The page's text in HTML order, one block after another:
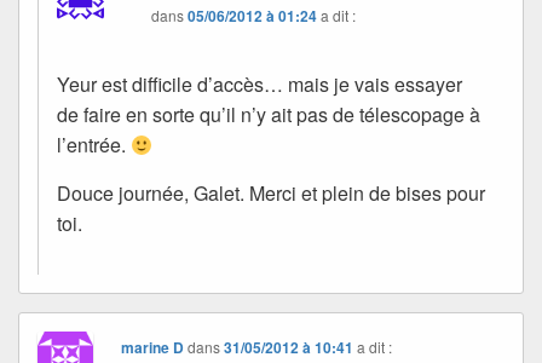
dans05/06/2012 à 01:24a dit :
Yeur est difficile d’accès… mais je vais essayer
de faire en sorte qu’il n’y ait pas de télescopage à
l’entrée.
Douce journée, Galet. Merci et plein de bises pour
toi.
marine Ddans31/05/2012 à 10:41 a dit :